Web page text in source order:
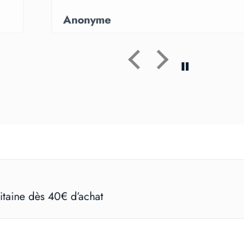
dès 40€ d’achat